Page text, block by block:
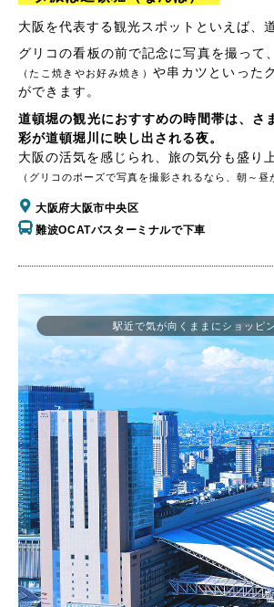
大阪を代表する観光スポットといえば、
グリコの看板の前で記念に写真を撮って
（たこ焼きやお好み焼き） や串カツといった
ができます。
道頓堀の観光におすすめの時間帯は、さ
彩が道頓堀川に映し出される夜。
大阪の活気を感じられ、旅の気分も盛り
（グリコのポーズで写真を撮影されるなら、朝～昼
大阪府大阪市中央区
難波OCATバスターミナルで下車
駅近で気が向くままにショッピ